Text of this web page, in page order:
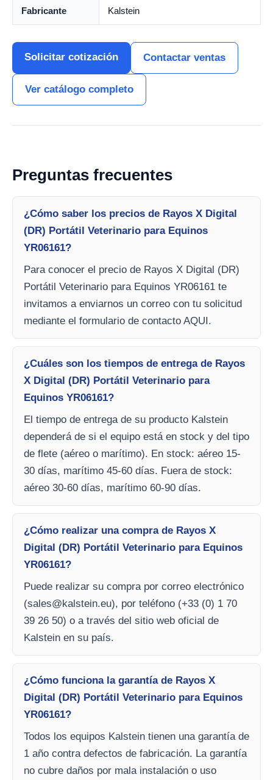
Fabricante Kalstein
Solicitar cotización Contactar ventas
Ver catálogo completo
Preguntas frecuentes
¿Cómo saber los precios de Rayos X Digital
(DR) Portátil Veterinario para Equinos
YR06161?
Para conocer el precio de Rayos X Digital (DR)
Portátil Veterinario para Equinos YR06161 te
invitamos a enviarnos un correo con tu solicitud
mediante el formulario de contacto AQUI.
¿Cuáles son los tiempos de entrega de Rayos
X Digital (DR) Portátil Veterinario para
Equinos YR06161?
El tiempo de entrega de su producto Kalstein
dependerá de si el equipo está en stock y del tipo
de flete (aéreo o marítimo). En stock: aéreo 15-
30 días, marítimo 45-60 días. Fuera de stock:
aéreo 30-60 días, marítimo 60-90 días.
¿Cómo realizar una compra de Rayos X
Digital (DR) Portátil Veterinario para Equinos
YR06161?
Puede realizar su compra por correo electrónico
(sales@kalstein.eu), por teléfono (+33 (0) 1 70
39 26 50) o a través del sitio web oficial de
Kalstein en su país.
¿Cómo funciona la garantía de Rayos X
Digital (DR) Portátil Veterinario para Equinos
YR06161?
Todos los equipos Kalstein tienen una garantía de
1 año contra defectos de fabricación. La garantía
no cubre daños por mala instalación o uso